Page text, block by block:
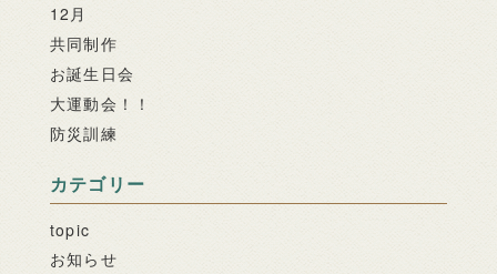
12月
共同制作
お誕生日会
大運動会！！
防災訓練
カテゴリー
topic
お知らせ